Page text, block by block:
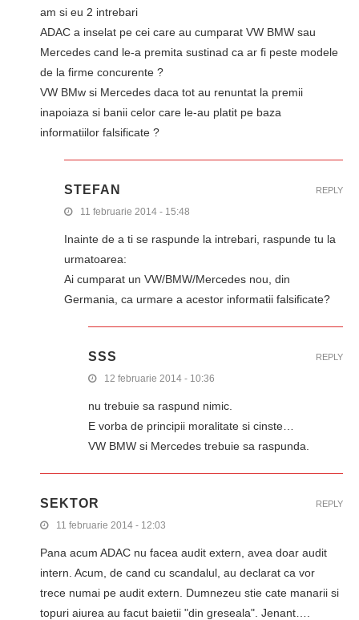
am si eu 2 intrebari
ADAC a inselat pe cei care au cumparat VW BMW sau
Mercedes cand le-a premita sustinad ca ar fi peste modele
de la firme concurente ?
VW BMw si Mercedes daca tot au renuntat la premii
inapoiaza si banii celor care le-au platit pe baza
informatiilor falsificate ?
STEFAN
11 februarie 2014 - 15:48
Inainte de a ti se raspunde la intrebari, raspunde tu la
urmatoarea:
Ai cumparat un VW/BMW/Mercedes nou, din
Germania, ca urmare a acestor informatii falsificate?
REPLY
SSS
12 februarie 2014 - 10:36
nu trebuie sa raspund nimic.
E vorba de principii moralitate si cinste…
VW BMW si Mercedes trebuie sa raspunda.
REPLY
SEKTOR
11 februarie 2014 - 12:03
Pana acum ADAC nu facea audit extern, avea doar audit
intern. Acum, de cand cu scandalul, au declarat ca vor
trece numai pe audit extern. Dumnezeu stie cate manarii si
topuri aiurea au facut baietii "din greseala". Jenant….
REPLY